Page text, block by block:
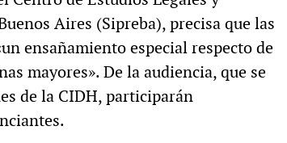
Aires (Sipreba), precisa que las
ensañamiento especial respecto de
mayores». De la audiencia, que se
de la CIDH, participarán